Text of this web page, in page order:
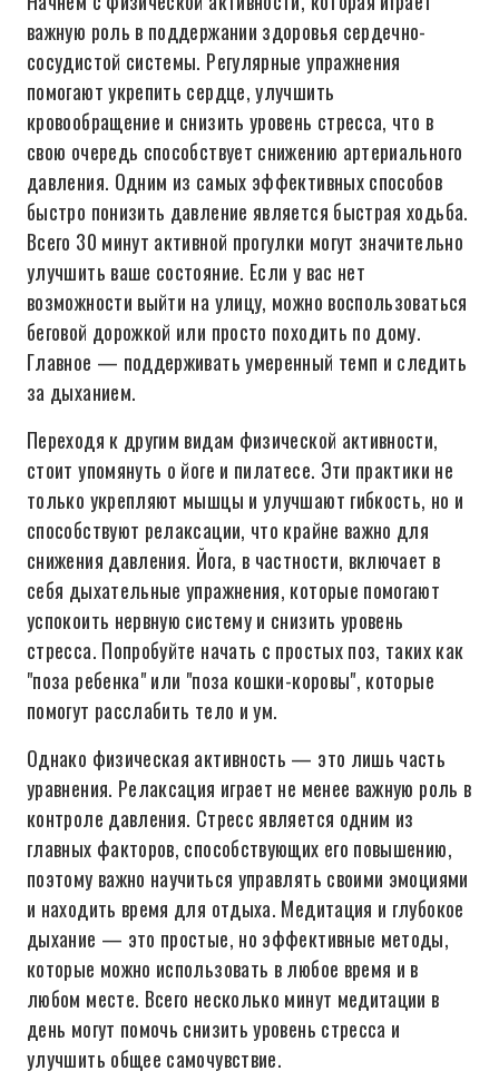
важную роль в поддержании здоровья сердечно-
сосудистой системы. Регулярные упражнения
помогают укрепить сердце, улучшить
кровообращение и снизить уровень стресса, что в
свою очередь способствует снижению артериального
давления. Одним из самых эффективных способов
быстро понизить давление является быстрая ходьба.
Всего 30 минут активной прогулки могут значительно
улучшить ваше состояние. Если у вас нет
возможности выйти на улицу, можно воспользоваться
беговой дорожкой или просто походить по дому.
Главное — поддерживать умеренный темп и следить
за дыханием.
Переходя к другим видам физической активности,
стоит упомянуть о йоге и пилатесе. Эти практики не
только укрепляют мышцы и улучшают гибкость, но и
способствуют релаксации, что крайне важно для
снижения давления. Йога, в частности, включает в
себя дыхательные упражнения, которые помогают
успокоить нервную систему и снизить уровень
стресса. Попробуйте начать с простых поз, таких как
"поза ребенка" или "поза кошки-коровы", которые
помогут расслабить тело и ум.
Однако физическая активность — это лишь часть
уравнения. Релаксация играет не менее важную роль в
контроле давления. Стресс является одним из
главных факторов, способствующих его повышению,
поэтому важно научиться управлять своими эмоциями
и находить время для отдыха. Медитация и глубокое
дыхание — это простые, но эффективные методы,
которые можно использовать в любое время и в
любом месте. Всего несколько минут медитации в
день могут помочь снизить уровень стресса и
улучшить общее самочувствие.